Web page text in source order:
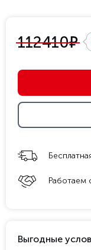
112410е
Работаем
Выгодные